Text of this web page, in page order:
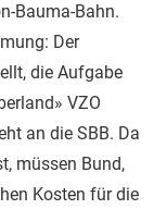
Bauma-Bahn.
Der
die Aufgabe
VZO
an die SBB. Da
müssen Bund,
Kosten für die